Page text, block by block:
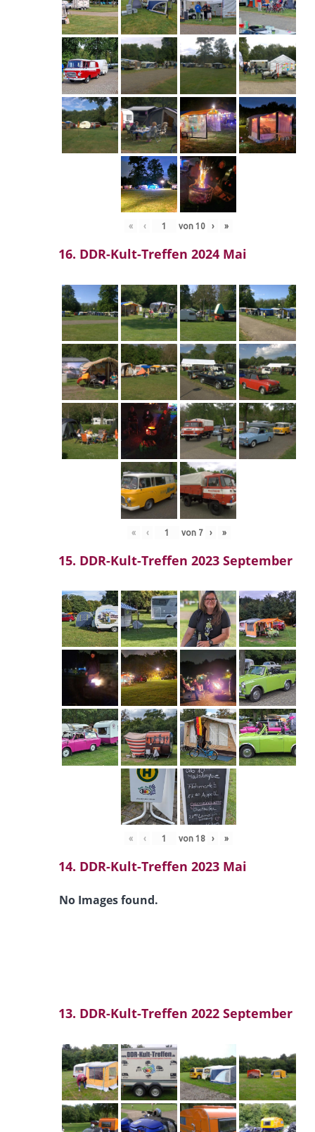
« ‹ von 10 › »
16. DDR-Kult-Treffen 2024 Mai
« ‹ von 7 › »
15. DDR-Kult-Treffen 2023 September
« ‹ von 18 › »
14. DDR-Kult-Treffen 2023 Mai
No Images found.
13. DDR-Kult-Treffen 2022 September